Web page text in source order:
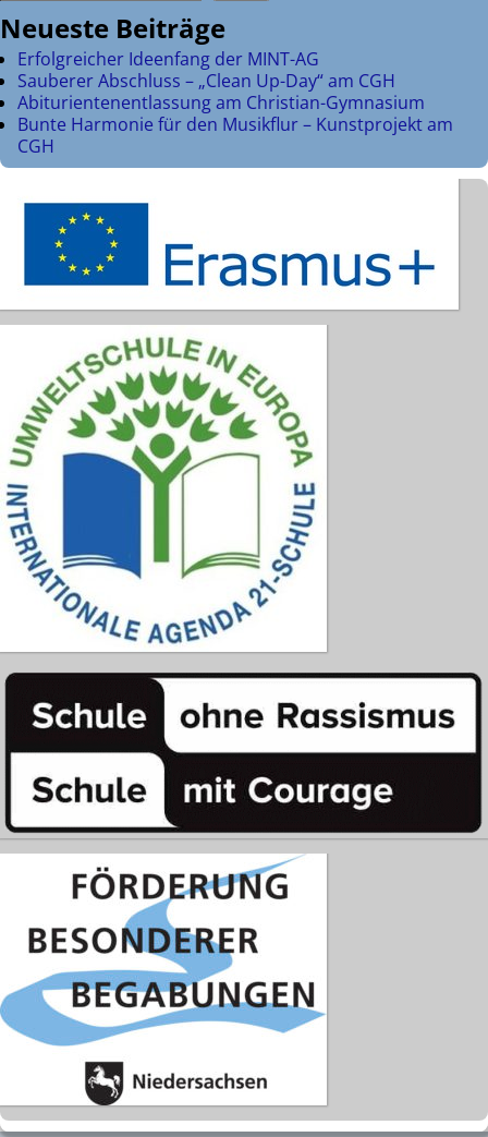
Neueste Beiträge
Erfolgreicher Ideenfang der MINT-AG
Sauberer Abschluss – „Clean Up-Day“ am CGH
Abiturientenentlassung am Christian-Gymnasium
Bunte Harmonie für den Musikflur – Kunstprojekt am
CGH